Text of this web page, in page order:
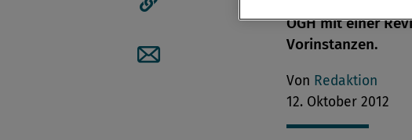
Artikellink kopieren
Artikel per Mail teilen
OGH mit einer
Vorinstanzen.
Von Redaktion
12. Oktober 2012